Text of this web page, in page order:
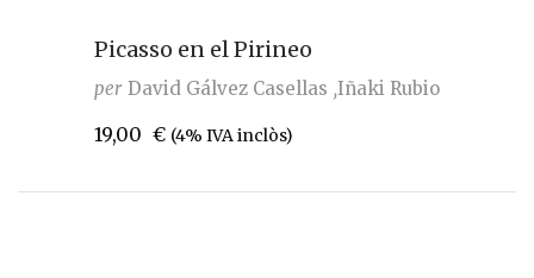
Picasso en el Pirineo
per David Gálvez Casellas Iñaki Rubio
19,00 € (4% IVA inclòs)